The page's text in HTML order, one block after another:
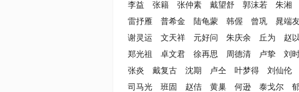
李益
张籍 张仲素 戴望舒 郭沫若 朱湘
雷抒雁
普希金 陆龟蒙 韩偓 曾巩 晁端
谢灵运
文天祥 元好问 朱庆余 丘为 赵
郑光祖
卓文君 徐再思 周德清 卢挚 刘
张炎
戴复古 沈期 卢仝 叶梦得 刘仙伦
司马光
班固 赵佶 黄巢 何逊 泰戈尔